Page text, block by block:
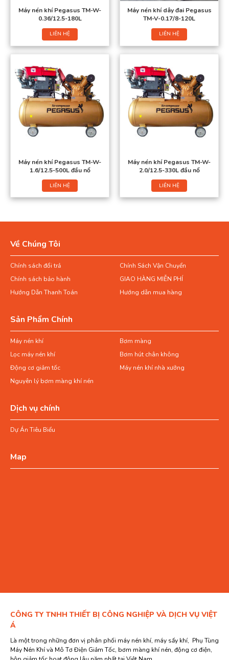
Máy nén khí Pegasus TM-W-
0.36/12.5-180L
LIÊN HỆ
Máy nén khí dây đai Pegasus
TM-V-0.17/8-120L
LIÊN HỆ
Máy nén khí Pegasus TM-W-
1.6/12.5-500L đầu nổ
LIÊN HỆ
Máy nén khí Pegasus TM-W-
2.0/12.5-330L đầu nổ
LIÊN HỆ
Về Chúng Tôi
Chính sách đổi trả
Chính Sách Vận Chuyển
Chính sách bảo hành
GIAO HÀNG MIỄN PHÍ
Hướng Dẫn Thanh Toán
Hướng dẫn mua hàng
Sản Phẩm Chính
Máy nén khí
Bơm màng
Lọc máy nén khí
Bơm hút chân không
Động cơ giảm tốc
Máy nén khí nhà xưởng
Nguyên lý bơm màng khí nén
Dịch vụ chính
Dự Án Tiêu Biểu
Map
CÔNG TY TNHH THIẾT BỊ CÔNG NGHIỆP VÀ DỊCH VỤ VIỆT
Á
Là một trong những đơn vị phân phối máy nén khí, máy sấy khí, Phụ Tùng
Máy Nén Khí và Mô Tơ Điện Giảm Tốc, bơm màng khí nén, động cơ điện,